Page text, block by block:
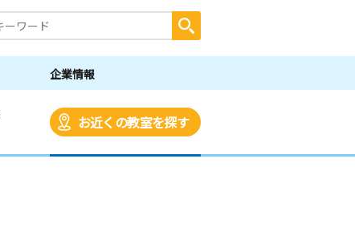
企業情報
お近くの教室を探す